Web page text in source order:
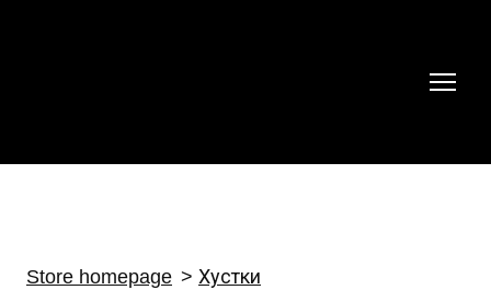
Store homepage Хустки